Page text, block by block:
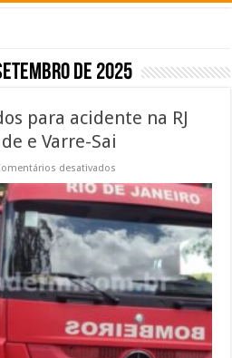
de 2025
para acidente na RJ
e Varre-Sai
desativados
acionados
para
na
RJ
214
Natividade
e
Varre-
Sai